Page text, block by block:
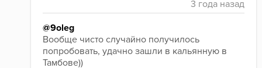
@9oleg
Вообще чисто случайно получилось
попробовать, удачно зашли в кальянную в
Тамбове))